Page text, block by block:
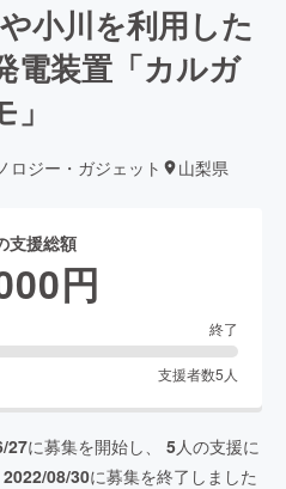
小川を利用した
電装置「カルガ
」
ロジー・ガジェット 山梨県
支援総額
円
終了
支援者数5 人
27に募集を開始し、 5人の支援に
2022/08/30に募集を終了しました